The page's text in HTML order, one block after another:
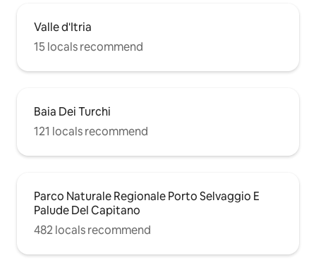
Valle d'Itria
15 locals recommend
Baia Dei Turchi
121 locals recommend
Parco Naturale Regionale Porto Selvaggio E
Palude Del Capitano
482 locals recommend